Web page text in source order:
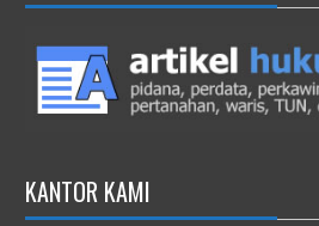
KANTOR KAMI